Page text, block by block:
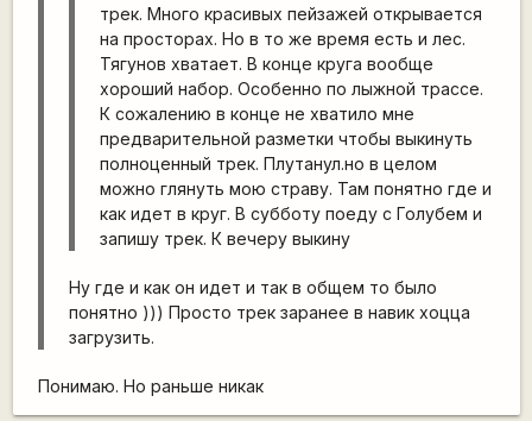
трек. Много красивых пейзажей открывается
на просторах. Но в то же время есть и лес.
Тягунов хватает. В конце круга вообще
хороший набор. Особенно по лыжной трассе.
К сожалению в конце не хватило мне
предварительной разметки чтобы выкинуть
полноценный трек. Плутанул.но в целом
можно глянуть мою страву. Там понятно где и
как идет в круг. В субботу поеду с Голубем и
запишу трек. К вечеру выкину
Ну где и как он идет и так в общем то было
понятно ))) Просто трек заранее в навик хоцца
загрузить.
Понимаю. Но раньше никак